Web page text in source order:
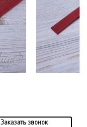
Заказать звонок